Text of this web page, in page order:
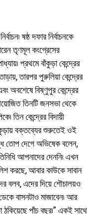
ষষ্ঠ দফার নির্বাচনকে
তৃণমূল কংগ্রেসের
প্রথমে বাঁকুড়া কেন্দ্রের
তারপর পুরুলিয়া কেন্দ্রের
অবশেষে বিষ্ণুপুর কেন্দ্রের
তিনটি জনসভা থেকে
তিন কেন্দ্রের বিদায়ী
বক্তব্যের শুরুতেই ওই
তোপ দেগে অভিষেক বলেন,
আপনাদের দেননি৷ এখন
করছে, আবার কাউকে সাবান
বলব, এদের দিয়ে শৌচালয়ও
বাসনটাও মাজাবেন৷ আর
পাঁচ বছর৷” একই সাথে